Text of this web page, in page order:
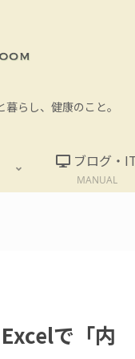
らし、健康のこと。
ブログ・
MANUAL
で「内